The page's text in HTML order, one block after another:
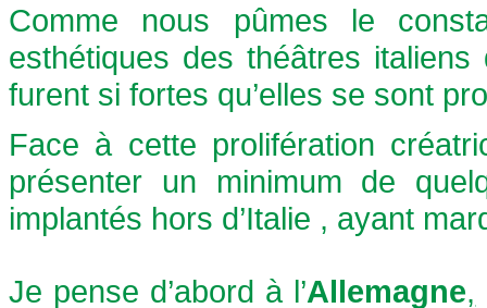
Comme nous pûmes le
esthétiques des théâtres
furent si fortes qu’elles se sont
Face à cette prolifération
présenter un minimum de
implantés hors d’Italie , ayant
Je pense d’abord à l’Allemagne,